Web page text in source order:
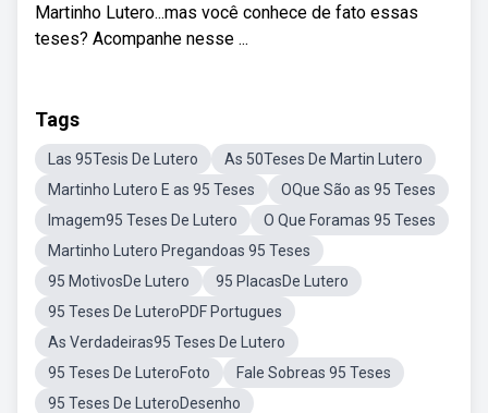
Martinho Lutero...mas você conhece de fato essas
teses? Acompanhe nesse ...
Tags
Las 95Tesis De Lutero
As 50Teses De Martin Lutero
Martinho Lutero E as 95 Teses
OQue São as 95 Teses
Imagem95 Teses De Lutero
O Que Foramas 95 Teses
Martinho Lutero Pregandoas 95 Teses
95 MotivosDe Lutero
95 PlacasDe Lutero
95 Teses De LuteroPDF Portugues
As Verdadeiras95 Teses De Lutero
95 Teses De LuteroFoto
Fale Sobreas 95 Teses
95 Teses De LuteroDesenho